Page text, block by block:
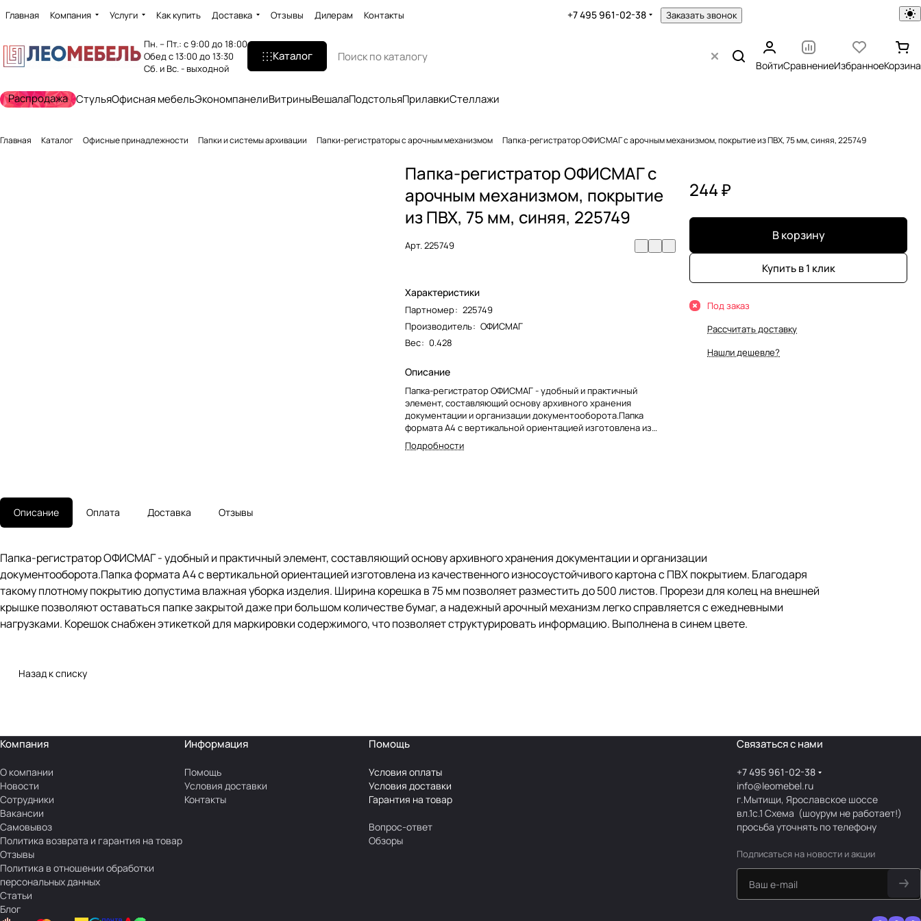
Главная Компания Услуги Как купить Доставка Отзывы Дилерам Контакты +7 495 961-02-38 Заказать звонок
Пн. – Пт.: с 9:00 до 18:00
Обед с 13:00 до 13:30
Сб. и Вс. - выходной
Каталог
ВойтиСравнениеИзбранноеКорзина
Распродажа СтульяОфисная мебельЭкономпанелиВитриныВешалаПодстольяПрилавкиСтеллажи
Главная Каталог Офисные принадлежности Папки и системы архивации Папки-регистраторы с арочным механизмом Папка-регистратор ОФИСМАГ с арочным механизмом, покрытие из ПВХ, 75 мм, синяя, 225749
Папка-регистратор ОФИСМАГ с
арочным механизмом, покрытие
из ПВХ, 75 мм, синяя, 225749
Арт.225749
Характеристики
Партномер: 225749
Производитель: ОФИСМАГ
Вес: 0.428
Описание
Папка-регистратор ОФИСМАГ - удобный и практичный
элемент, составляющий основу архивного хранения
документации и организации документооборота.Папка
формата А4 с вертикальной ориентацией изготовлена из
качественного износоустойчивого картона с ПВХ покрытием.
Благодаря такому плотному покрытию допустима влажная
цвете.
Подробности
244 ₽
В корзину
Купить в 1 клик
Под заказ
Рассчитать доставку
Нашли дешевле?
Описание Оплата Доставка Отзывы
Папка-регистратор ОФИСМАГ - удобный и практичный элемент, составляющий основу архивного хранения документации и организации
документооборота.Папка формата А4 с вертикальной ориентацией изготовлена из качественного износоустойчивого картона с ПВХ покрытием. Благодаря
такому плотному покрытию допустима влажная уборка изделия. Ширина корешка в 75 мм позволяет разместить до 500 листов. Прорези для колец на внешней
крышке позволяют оставаться папке закрытой даже при большом количестве бумаг, а надежный арочный механизм легко справляется с ежедневными
нагрузками. Корешок снабжен этикеткой для маркировки содержимого, что позволяет структурировать информацию. Выполнена в синем цвете.
Назад к списку
Компания
О компании
Новости
Сотрудники
Вакансии
Самовывоз
Политика возврата и гарантия на товар
Отзывы
Политика в отношении обработки
персональных данных
Статьи
Блог
Информация
Помощь
Условия доставки
Контакты
Помощь
Условия оплаты
Условия доставки
Гарантия на товар
Вопрос-ответ
Обзоры
Связаться с нами
+7 495 961-02-38
info@leomebel.ru
г.Мытищи, Ярославское шоссе
вл.1с.1Схема (шоурум не работает!)
просьба уточнять по телефону
Подписаться на новости и акции